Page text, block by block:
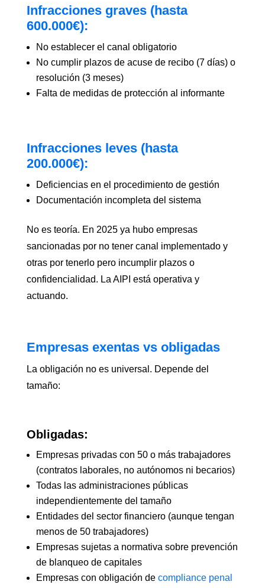
Infracciones graves (hasta
600.000€):
No establecer el canal obligatorio
No cumplir plazos de acuse de recibo (7 días) o
resolución (3 meses)
Falta de medidas de protección al informante
Infracciones leves (hasta
200.000€):
Deficiencias en el procedimiento de gestión
Documentación incompleta del sistema
No es teoría. En 2025 ya hubo empresas
sancionadas por no tener canal implementado y
otras por tenerlo pero incumplir plazos o
confidencialidad. La AIPI está operativa y
actuando.
Empresas exentas vs obligadas
La obligación no es universal. Depende del
tamaño:
Obligadas:
Empresas privadas con 50 o más trabajadores
(contratos laborales, no autónomos ni becarios)
Todas las administraciones públicas
independientemente del tamaño
Entidades del sector financiero (aunque tengan
menos de 50 trabajadores)
Empresas sujetas a normativa sobre prevención
de blanqueo de capitales
Empresas con obligación de compliance penal